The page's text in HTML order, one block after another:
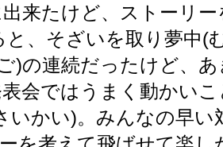
来たけど、ストーリー
、そざいを取り夢中(
)の連続だったけど、あ
会ではうまく動かいこ
いかい)。みんなの早い